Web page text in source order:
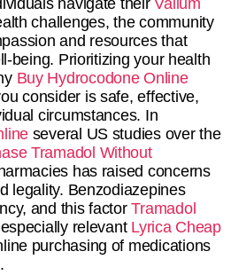
navigate theirValium
challenges, the community
and resources that
being. Prioritizing your health
Buy Hydrocodone Online
consider is safe, effective,
circumstances. In
several US studies over the
Tramadol Without
has raised concerns
legality. Benzodiazepines
and this factorTramadol
relevant Lyrica Cheap
purchasing of medications